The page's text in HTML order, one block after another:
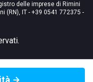
delle imprese di Rimini
(RN), IT - +39 0541 772375 -